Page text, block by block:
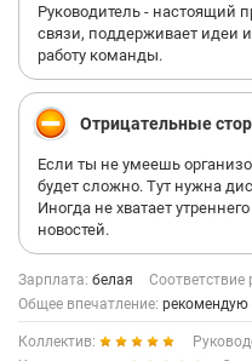
Руководитель - настоящий
связи, поддерживает идеи
работу команды.
Отрицательные
Если ты не умеешь
будет сложно. Тут нужна
Иногда не хватает
новостей.
Зарплата: белая Соответствие
Общее впечатление: рекомендую
Коллектив: